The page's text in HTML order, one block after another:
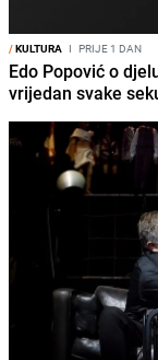
/KULTURA I PRIJE 1 DAN
Edo Popović o
vrijedan svake